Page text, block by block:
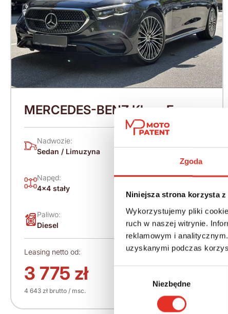
Zgoda
Niniejsza strona korzysta
Wykorzystujemy pliki
ruch w naszej witrynie.
reklamowym i
uzyskanymi podczas
Niezbędne
MERCEDES-BENZ Klasa E
W214 (2023-) 220 KM (2026)
Nadwozie:
Sedan / Limuzyna
Napęd:
4x4 stały
Skrzynia:
Paliwo:
Diesel
Moc (KM):
220
Leasing netto od:
3 775 zł
4 643 zł brutto / msc.
Cena brutto:
297 323 zł